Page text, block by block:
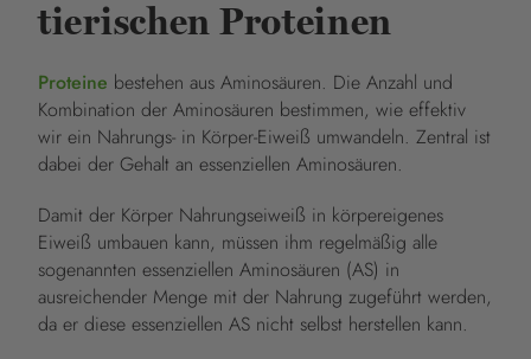
tierischen Proteinen
Proteine bestehen aus Aminosäuren. Die Anzahl und
Kombination der Aminosäuren bestimmen, wie effektiv
wir ein Nahrungs- in Körper-Eiweiß umwandeln. Zentral ist
dabei der Gehalt an essenziellen Aminosäuren.
Damit der Körper Nahrungseiweiß in körpereigenes
Eiweiß umbauen kann, müssen ihm regelmäßig alle
sogenannten essenziellen Aminosäuren (AS) in
ausreichender Menge mit der Nahrung zugeführt werden,
da er diese essenziellen AS nicht selbst herstellen kann.